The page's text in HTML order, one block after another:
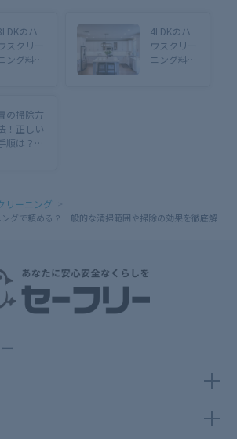
のハ
スクリー
ング料金
底解説
4LDKのハ
ウスクリー
ニング料金
の掃除方
！正しい
順は？
策まで徹底
説】
リーニング
グで頼める？一般的な清掃範囲や掃除の効果を徹底解